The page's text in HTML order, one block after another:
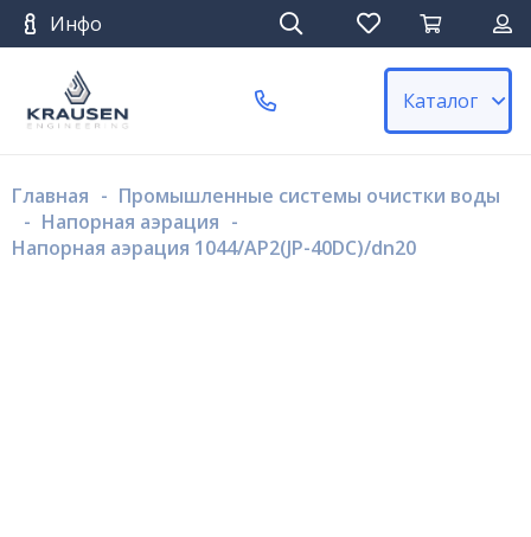
Инфо
Каталог
Главная - Промышленные системы очистки воды
- Напорная аэрация -
Напорная аэрация 1044/AP2(JP-40DC)/dn20